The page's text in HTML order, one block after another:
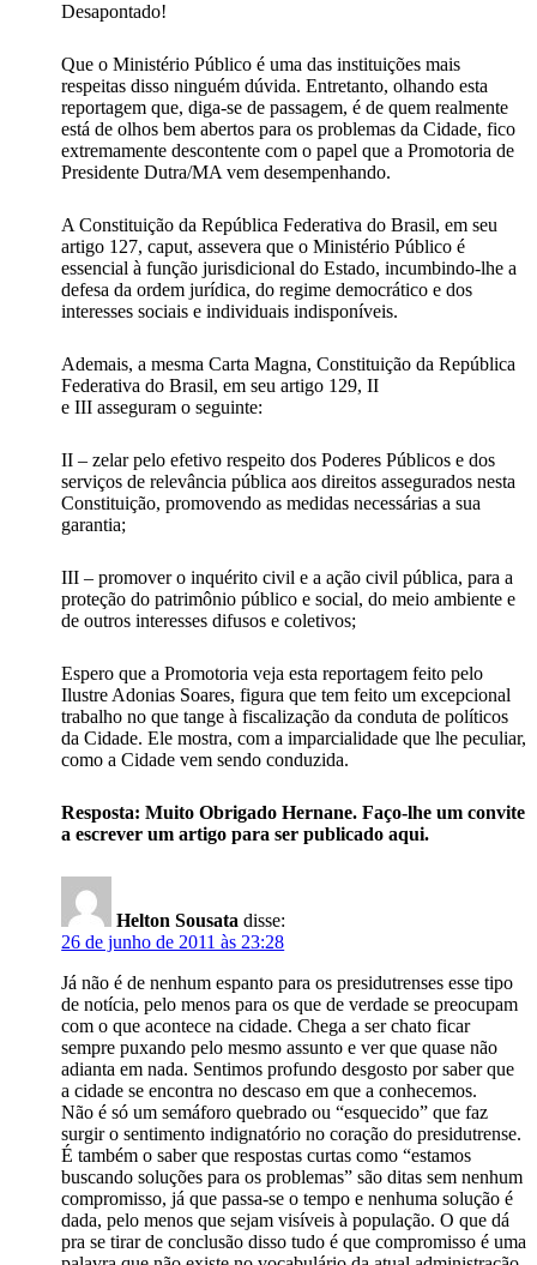
Desapontado!
Que o Ministério Público é uma das instituições mais
respeitas disso ninguém dúvida. Entretanto, olhando esta
reportagem que, diga-se de passagem, é de quem realmente
está de olhos bem abertos para os problemas da Cidade, fico
extremamente descontente com o papel que a Promotoria de
Presidente Dutra/MA vem desempenhando.
A Constituição da República Federativa do Brasil, em seu
artigo 127, caput, assevera que o Ministério Público é
essencial à função jurisdicional do Estado, incumbindo-lhe a
defesa da ordem jurídica, do regime democrático e dos
interesses sociais e individuais indisponíveis.
Ademais, a mesma Carta Magna, Constituição da República
Federativa do Brasil, em seu artigo 129, II
e III asseguram o seguinte:
II – zelar pelo efetivo respeito dos Poderes Públicos e dos
serviços de relevância pública aos direitos assegurados nesta
Constituição, promovendo as medidas necessárias a sua
garantia;
III – promover o inquérito civil e a ação civil pública, para a
proteção do patrimônio público e social, do meio ambiente e
de outros interesses difusos e coletivos;
Espero que a Promotoria veja esta reportagem feito pelo
Ilustre Adonias Soares, figura que tem feito um excepcional
trabalho no que tange à fiscalização da conduta de políticos
da Cidade. Ele mostra, com a imparcialidade que lhe peculiar,
como a Cidade vem sendo conduzida.
Resposta: Muito Obrigado Hernane. Faço-lhe um convite
a escrever um artigo para ser publicado aqui.
Helton Sousata disse:
26 de junho de 2011 às 23:28
Já não é de nenhum espanto para os presidutrenses esse tipo
de notícia, pelo menos para os que de verdade se preocupam
com o que acontece na cidade. Chega a ser chato ficar
sempre puxando pelo mesmo assunto e ver que quase não
adianta em nada. Sentimos profundo desgosto por saber que
a cidade se encontra no descaso em que a conhecemos.
Não é só um semáforo quebrado ou “esquecido” que faz
surgir o sentimento indignatório no coração do presidutrense.
É também o saber que respostas curtas como “estamos
buscando soluções para os problemas” são ditas sem nenhum
compromisso, já que passa-se o tempo e nenhuma solução é
dada, pelo menos que sejam visíveis à população. O que dá
pra se tirar de conclusão disso tudo é que compromisso é uma